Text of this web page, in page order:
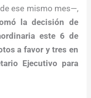
ese mismo mes—,
la decisión de
este 6 de
a favor y tres en
Ejecutivo para